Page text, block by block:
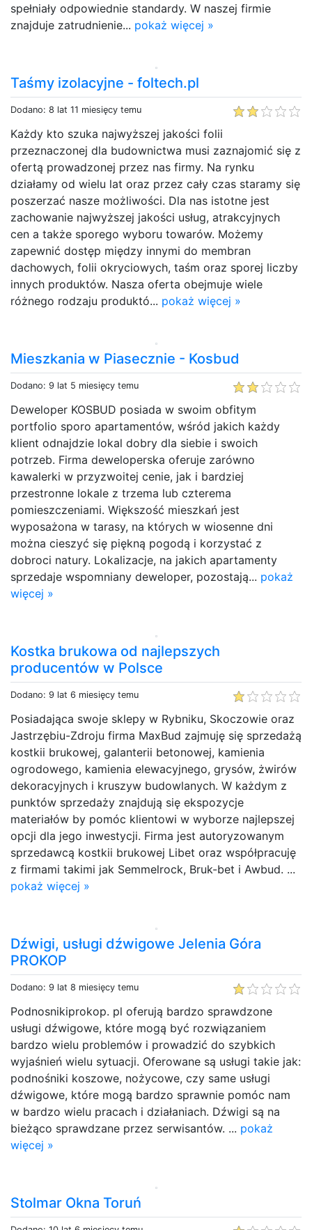
spełniały odpowiednie standardy. W naszej firmie
znajduje zatrudnienie... pokaż więcej »
Taśmy izolacyjne - foltech.pl
Dodano: 8 lat 11 miesięcy temu
Każdy kto szuka najwyższej jakości folii
przeznaczonej dla budownictwa musi zaznajomić się z
ofertą prowadzonej przez nas firmy. Na rynku
działamy od wielu lat oraz przez cały czas staramy się
poszerzać nasze możliwości. Dla nas istotne jest
zachowanie najwyższej jakości usług, atrakcyjnych
cen a także sporego wyboru towarów. Możemy
zapewnić dostęp między innymi do membran
dachowych, folii okryciowych, taśm oraz sporej liczby
innych produktów. Nasza oferta obejmuje wiele
różnego rodzaju produktó... pokaż więcej »
Mieszkania w Piasecznie - Kosbud
Dodano: 9 lat 5 miesięcy temu
Deweloper KOSBUD posiada w swoim obfitym
portfolio sporo apartamentów, wśród jakich każdy
klient odnajdzie lokal dobry dla siebie i swoich
potrzeb. Firma deweloperska oferuje zarówno
kawalerki w przyzwoitej cenie, jak i bardziej
przestronne lokale z trzema lub czterema
pomieszczeniami. Większość mieszkań jest
wyposażona w tarasy, na których w wiosenne dni
można cieszyć się piękną pogodą i korzystać z
dobroci natury. Lokalizacje, na jakich apartamenty
sprzedaje wspomniany deweloper, pozostają... pokaż
więcej »
Kostka brukowa od najlepszych
producentów w Polsce
Dodano: 9 lat 6 miesięcy temu
Posiadająca swoje sklepy w Rybniku, Skoczowie oraz
Jastrzębiu-Zdroju firma MaxBud zajmuję się sprzedażą
kostkii brukowej, galanterii betonowej, kamienia
ogrodowego, kamienia elewacyjnego, grysów, żwirów
dekoracyjnych i kruszyw budowlanych. W każdym z
punktów sprzedaży znajdują się ekspozycje
materiałów by pomóc klientowi w wyborze najlepszej
opcji dla jego inwestycji. Firma jest autoryzowanym
sprzedawcą kostkii brukowej Libet oraz współpracuję
z firmami takimi jak Semmelrock, Bruk-bet i Awbud. ...
pokaż więcej »
Dźwigi, usługi dźwigowe Jelenia Góra
PROKOP
Dodano: 9 lat 8 miesięcy temu
Podnosnikiprokop. pl oferują bardzo sprawdzone
usługi dźwigowe, które mogą być rozwiązaniem
bardzo wielu problemów i prowadzić do szybkich
wyjaśnień wielu sytuacji. Oferowane są usługi takie jak:
podnośniki koszowe, nożycowe, czy same usługi
dźwigowe, które mogą bardzo sprawnie pomóc nam
w bardzo wielu pracach i działaniach. Dźwigi są na
bieżąco sprawdzane przez serwisantów. ... pokaż
więcej »
Stolmar Okna Toruń